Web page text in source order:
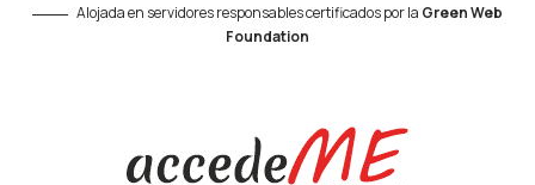
Alojada en servidores responsables certificados por la Green Web
Foundation